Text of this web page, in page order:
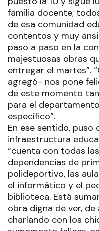
familia docente;
de esa comunidad
contentos y muy
paso a paso en la
majestuosas obras
entregar el martes”.
agregó- nos pone
de este momento
para el
específico”.
En ese sentido, puso
infraestructura
“cuenta con todas
dependencias de
polideportivo, las
el informático y el
biblioteca. Está
obra digna de ver,
charlando con los